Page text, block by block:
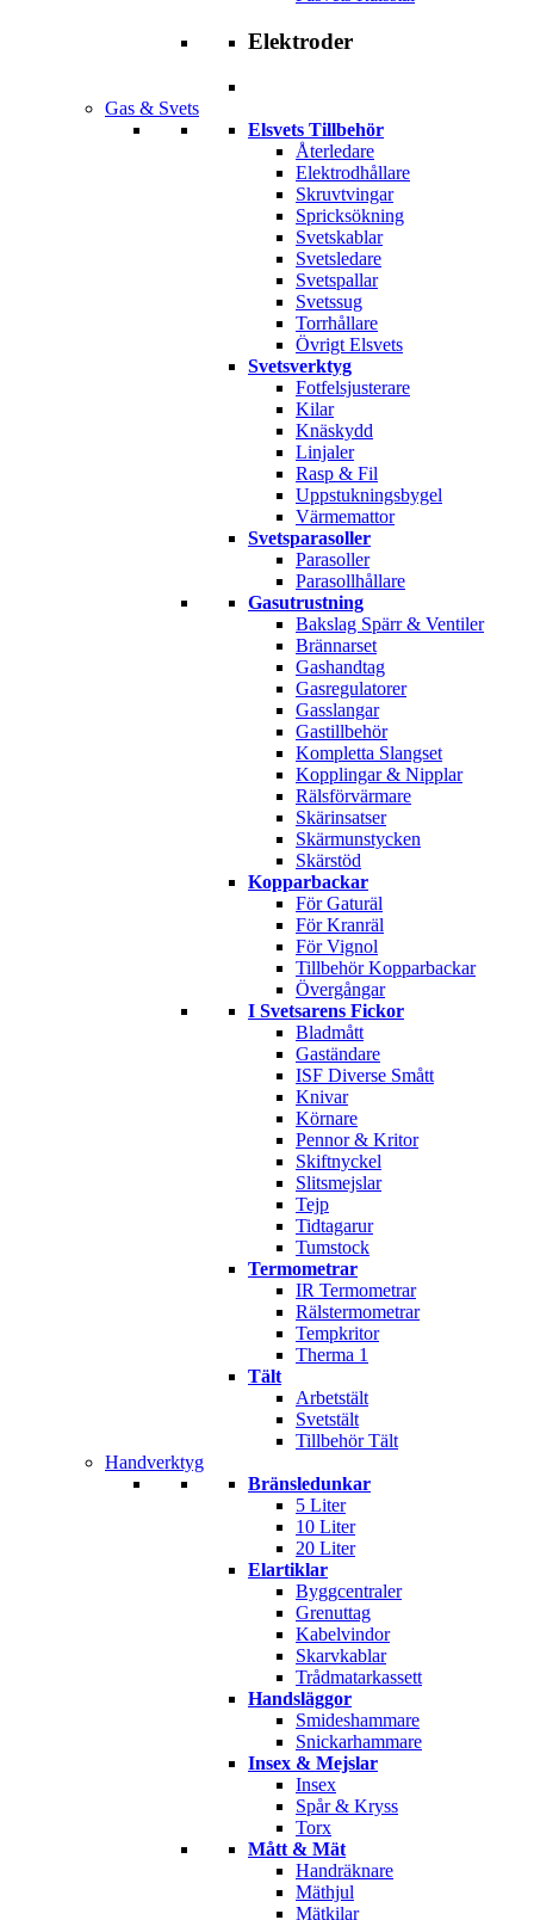
Elektroder
Gas & Svets
Elsvets Tillbehör
Återledare
Elektrodhållare
Skruvtvingar
Spricksökning
Svetskablar
Svetsledare
Svetspallar
Svetssug
Torrhållare
Övrigt Elsvets
Svetsverktyg
Fotfelsjusterare
Kilar
Knäskydd
Linjaler
Rasp & Fil
Uppstukningsbygel
Värmemattor
Svetsparasoller
Parasoller
Parasollhållare
Gasutrustning
Bakslag Spärr & Ventiler
Brännarset
Gashandtag
Gasregulatorer
Gasslangar
Gastillbehör
Kompletta Slangset
Kopplingar & Nipplar
Rälsförvärmare
Skärinsatser
Skärmunstycken
Skärstöd
Kopparbackar
För Gaturäl
För Kranräl
För Vignol
Tillbehör Kopparbackar
Övergångar
I Svetsarens Fickor
Bladmått
Gaständare
ISF Diverse Smått
Knivar
Körnare
Pennor & Kritor
Skiftnyckel
Slitsmejslar
Tejp
Tidtagarur
Tumstock
Termometrar
IR Termometrar
Rälstermometrar
Tempkritor
Therma 1
Tält
Arbetstält
Svetstält
Tillbehör Tält
Handverktyg
Bränsledunkar
5 Liter
10 Liter
20 Liter
Elartiklar
Byggcentraler
Grenuttag
Kabelvindor
Skarvkablar
Trådmatarkassett
Handsläggor
Smideshammare
Snickarhammare
Insex & Mejslar
Insex
Spår & Kryss
Torx
Mått & Mät
Handräknare
Mäthjul
Mätkilar